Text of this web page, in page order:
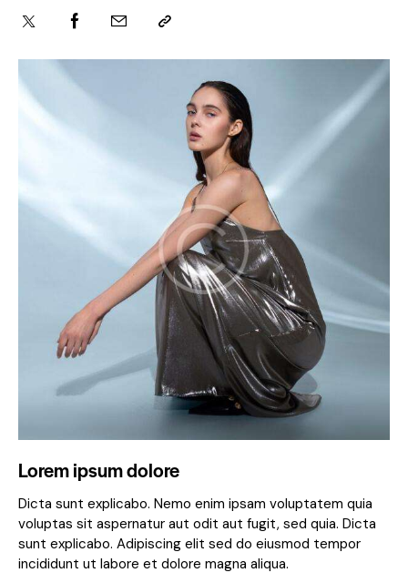
Lorem ipsum dolore
Dicta sunt explicabo. Nemo enim ipsam voluptatem quia
voluptas sit aspernatur aut odit aut fugit, sed quia. Dicta
sunt explicabo. Adipiscing elit sed do eiusmod tempor
incididunt ut labore et dolore magna aliqua.